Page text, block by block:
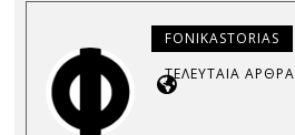
FONIKASTORIAS
ΤΕΛΕΥΤΑΊΑ ΆΡΘΡΑ